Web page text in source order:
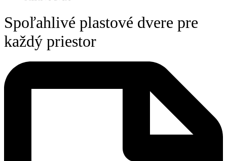
Spoľahlivé plastové dvere pre
každý priestor